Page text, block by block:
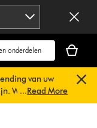
is
leeg
van uw
We werken al
te doen. Uw
naar u
...Read More